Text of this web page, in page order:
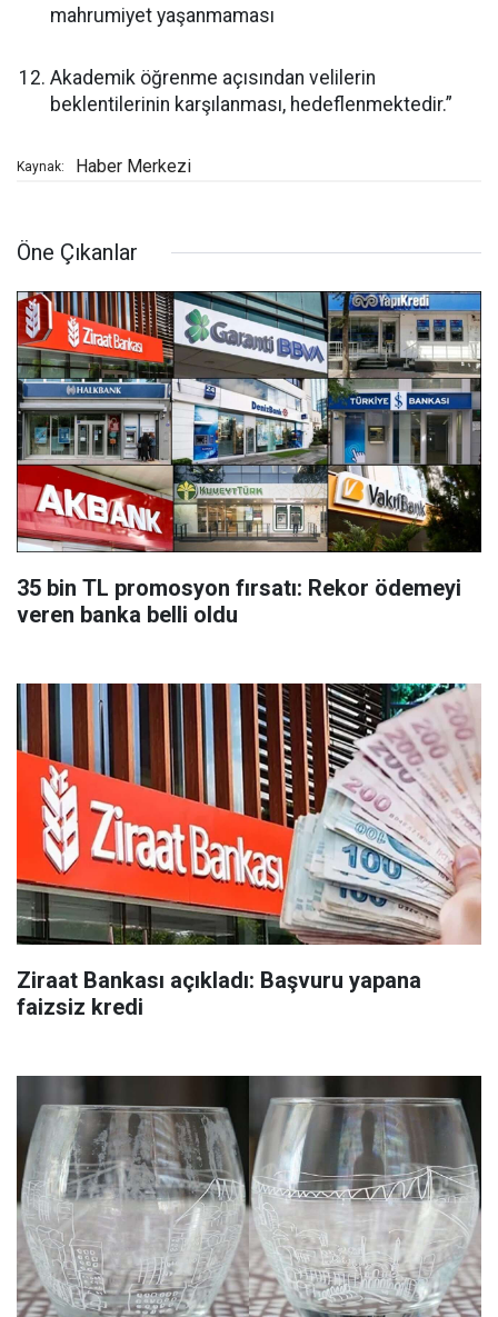
mahrumiyet yaşanmaması
Akademik öğrenme açısından velilerin
beklentilerinin karşılanması, hedeflenmektedir.”
Kaynak: Haber Merkezi
Öne Çıkanlar
35 bin TL promosyon fırsatı: Rekor ödemeyi
veren banka belli oldu
Ziraat Bankası açıkladı: Başvuru yapana
faizsiz kredi